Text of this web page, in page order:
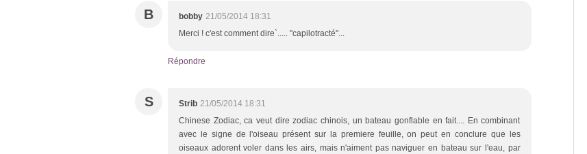
B bobby 21/05/2014 18:31
Merci ! c'est comment dire`..... "capilotracté"...
Répondre
S Strib 21/05/2014 18:31
Chinese Zodiac, ca veut dire zodiac chinois, un bateau gonflable en fait.... En combinant
avec le signe de l'oiseau présent sur la premiere feuille, on peut en conclure que les
oiseaux adorent voler dans les airs, mais n'aiment pas naviguer en bateau sur l'eau, par